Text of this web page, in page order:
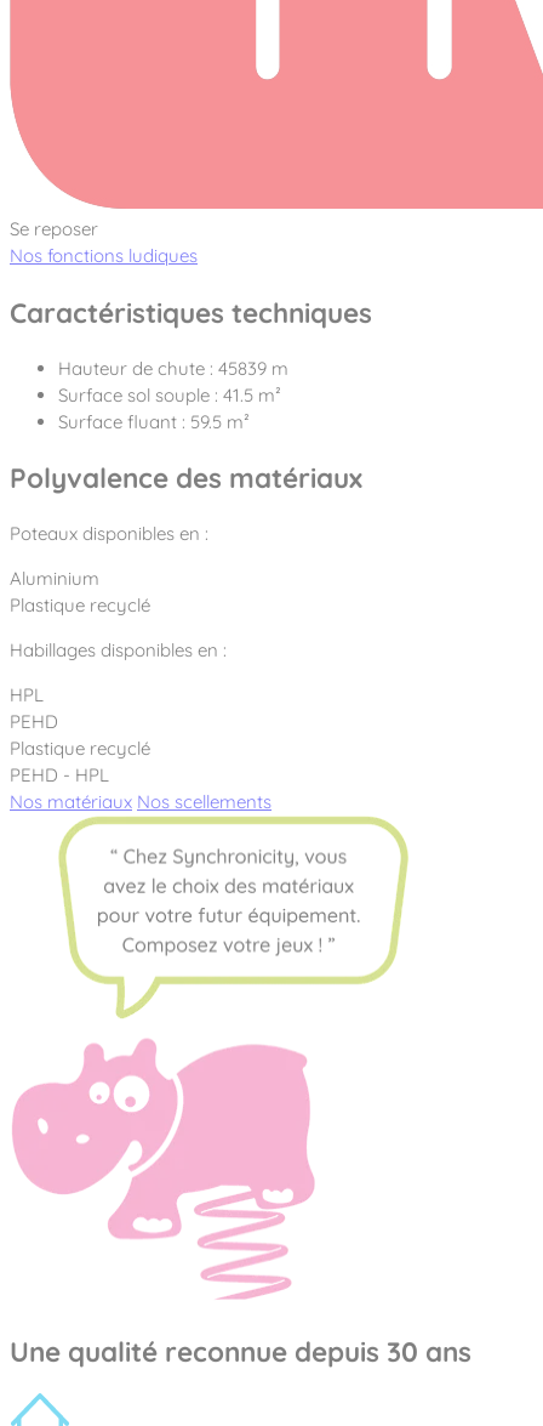
Se reposer
Nos fonctions ludiques
Caractéristiques techniques
Hauteur de chute : 45839 m
Surface sol souple : 41.5 m²
Surface fluant : 59.5 m²
Polyvalence des matériaux
Poteaux disponibles en :
Aluminium
Plastique recyclé
Habillages disponibles en :
HPL
PEHD
Plastique recyclé
PEHD - HPL
Nos matériaux Nos scellements
Une qualité reconnue depuis 30 ans